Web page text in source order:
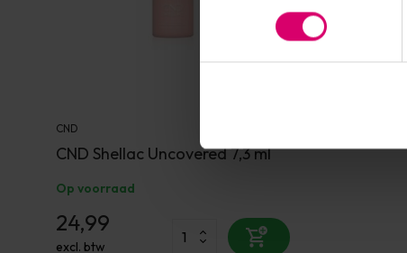
CND
CND Shellac Uncovered 7,3 ml
Op voorraad
24,99
excl. btw